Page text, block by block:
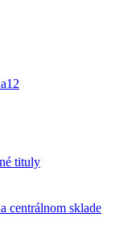
12
tituly
centrálnom sklade